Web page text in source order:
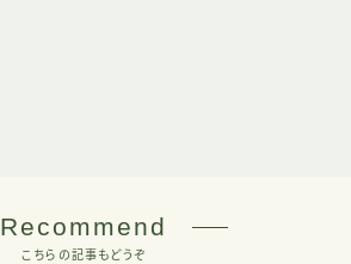
Recommend
こちらの記事もどうぞ